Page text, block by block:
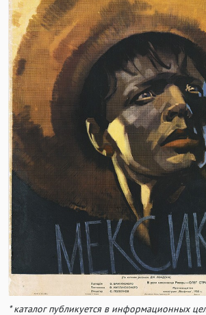
* каталог публикуется в информационных